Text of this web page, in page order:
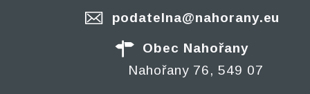
podatelna@nahorany.eu
Obec Nahořany
Nahořany 76, 549 07